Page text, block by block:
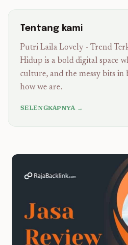
Tentang kami
Putri Laila Lovely - Trend
Hidup is a bold digital space
culture, and the messy bits in
how we are.
SELENGKAPNYA →